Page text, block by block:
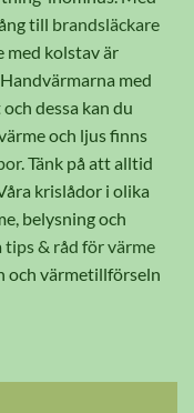
till brandsläckare
med kolstav är
med
dessa kan du
och ljus finns
. Tänk på att alltid
krislådor i olika
belysning och
tips & råd för värme
och värmetillförseln